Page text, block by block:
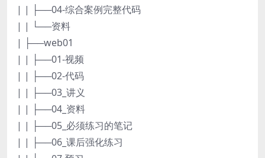
| | ├──04-综合案例完整代码
| | └──资料
| ├──web01
| | ├──01-视频
| | ├──02-代码
| | ├──03_讲义
| | ├──04_资料
| | ├──05_必须练习的笔记
| | ├──06_课后强化练习